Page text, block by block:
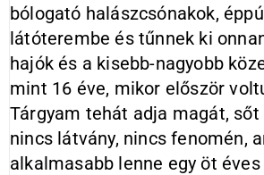
bólogató halászcsónakok,
látóterembe és tűnnek ki
hajók és a kisebb-nagyobb
mint 16 éve, mikor először
Tárgyam tehát adja magát, sőt
nincs látvány, nincs fenomén,
alkalmasabb lenne egy öt